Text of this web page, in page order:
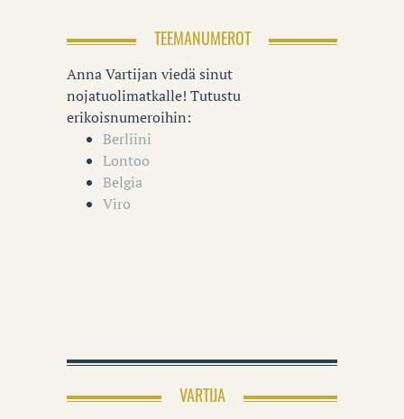
TEEMANUMEROT
Anna Vartijan viedä sinut
nojatuolimatkalle! Tutustu
erikoisnumeroihin:
Berliini
Lontoo
Belgia
Viro
VARTIJA